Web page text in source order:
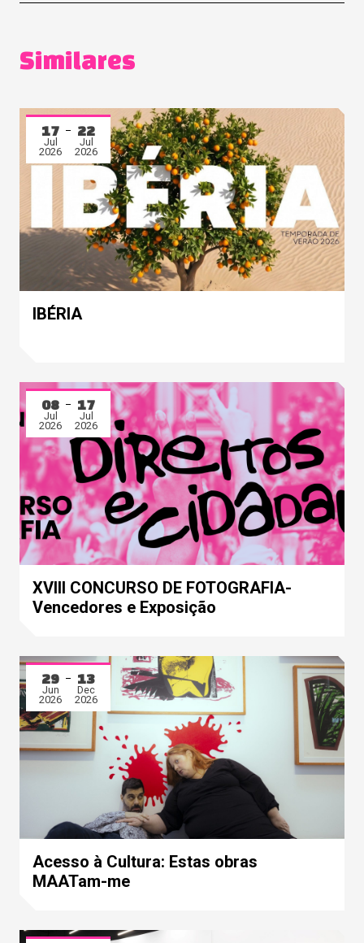
Similares
17
Jul
2026
22
Jul
2026
IBÉRIA
08
Jul
2026
17
Jul
2026
XVIII CONCURSO DE FOTOGRAFIA-
Vencedores e Exposição
29
Jun
2026
13
Dec
2026
Acesso à Cultura: Estas obras
MAATam-me